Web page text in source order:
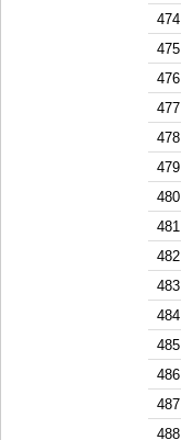
474
475
476
477
478
479
480
481
482
483
484
485
486
487
488